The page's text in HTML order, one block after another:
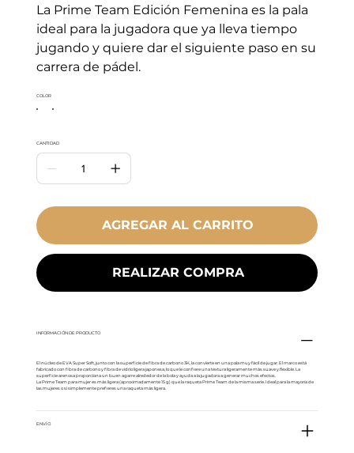
La Prime Team Edición Femenina es la pala
ideal para la jugadora que ya lleva tiempo
jugando y quiere dar el siguiente paso en su
carrera de pádel.
COLOR
CANTIDAD
AGREGAR AL CARRITO
REALIZAR COMPRA
INFORMACIÓN DE PRODUCTO
El núcleo de EVA Super Soft, junto con la superficie de fibra de carbono 3K, la convierte en una pala muy fácil de jugar. El marco está
fabricado con fibra de carbono y fibra de vidrio ligera japonesa, lo que le confiere una textura ligeramente más suave y flexible. La
superficie arenosa proporciona un buen agarre alrededor de la bola y ayuda a la jugadora a generar muchos efectos.
La Prime Team para mujer es más ligera (aproximadamente 15 g) que la raqueta Prime Team de la misma serie. Ideal para la mayoría de
las mujeres o si simplemente prefieres una raqueta más ligera.
ENVÍO